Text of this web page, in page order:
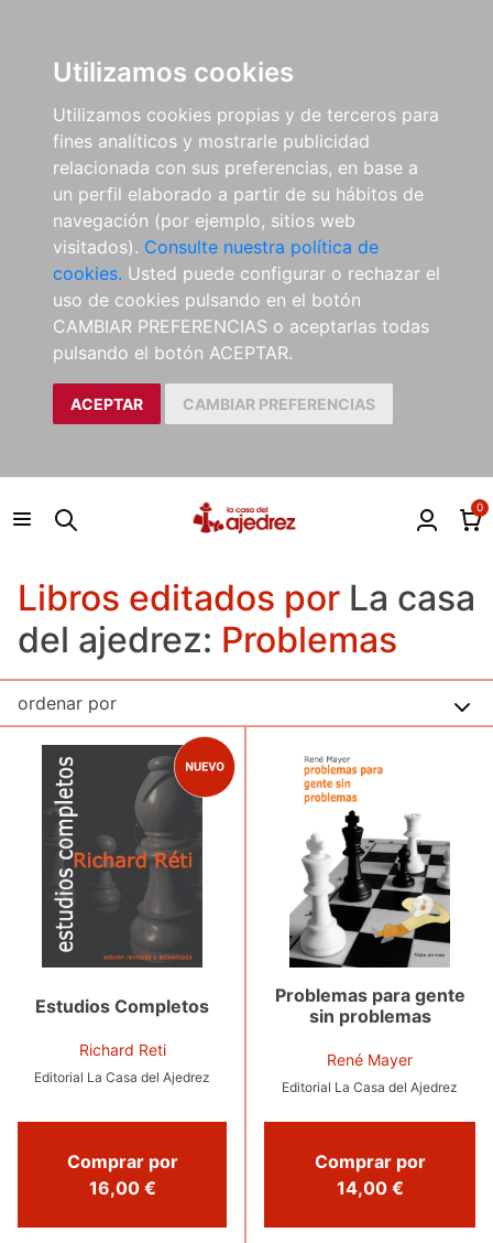
Utilizamos cookies
Utilizamos cookies propias y de terceros para
fines analíticos y mostrarle publicidad
relacionada con sus preferencias, en base a
un perfil elaborado a partir de su hábitos de
navegación (por ejemplo, sitios web
visitados). Consulte nuestra política de
cookies. Usted puede configurar o rechazar el
uso de cookies pulsando en el botón
CAMBIAR PREFERENCIAS o aceptarlas todas
pulsando el botón ACEPTAR.
ACEPTAR CAMBIAR PREFERENCIAS
0
Libros editados por La casa
del ajedrez: Problemas
Estudios Completos
Richard Reti
Editorial La Casa del Ajedrez
Comprar por
16,00 €
Problemas para gente
sin problemas
René Mayer
Editorial La Casa del Ajedrez
Comprar por
14,00 €